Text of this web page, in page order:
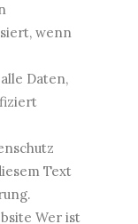
wenn
Daten,
Text
Wer ist